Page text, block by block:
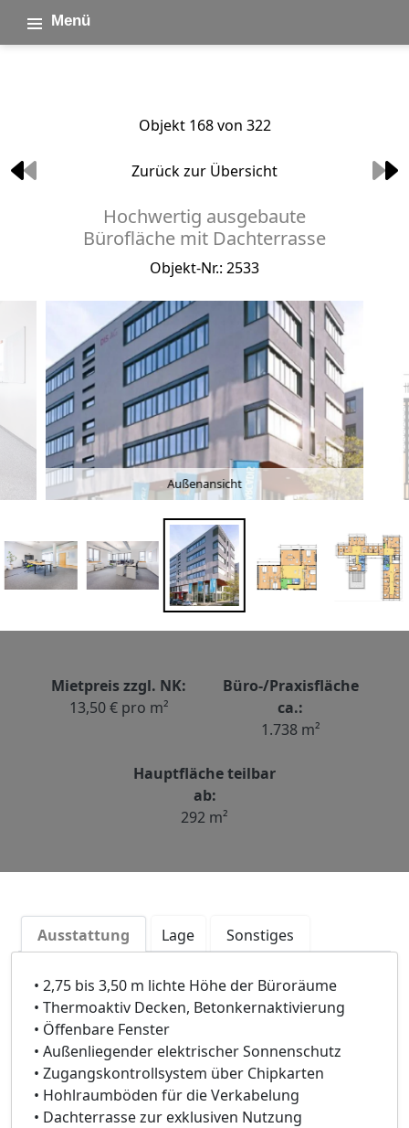
Menü
Objekt 168 von 322
Zurück zur Übersicht
Hochwertig ausgebaute
Bürofläche mit Dachterrasse
Objekt-Nr.: 2533
Außenansicht
Mietpreis zzgl. NK:
13,50 € pro m²
Büro-/Praxisfläche
ca.:
1.738 m²
Hauptfläche teilbar
ab:
292 m²
Ausstattung Lage Sonstiges
• 2,75 bis 3,50 m lichte Höhe der Büroräume
• Thermoaktiv Decken, Betonkernaktivierung
• Öffenbare Fenster
• Außenliegender elektrischer Sonnenschutz
• Zugangskontrollsystem über Chipkarten
• Hohlraumböden für die Verkabelung
• Dachterrasse zur exklusiven Nutzung